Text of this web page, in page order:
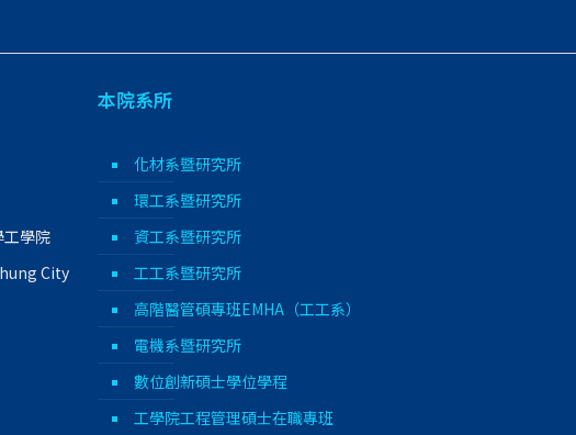
學院
City
本院系所
化材系暨研究所
環工系暨研究所
資工系暨研究所
工工系暨研究所
高階醫管碩專班EMHA（工工系）
電機系暨研究所
數位創新碩士學位學程
工學院工程管理碩士在職專班